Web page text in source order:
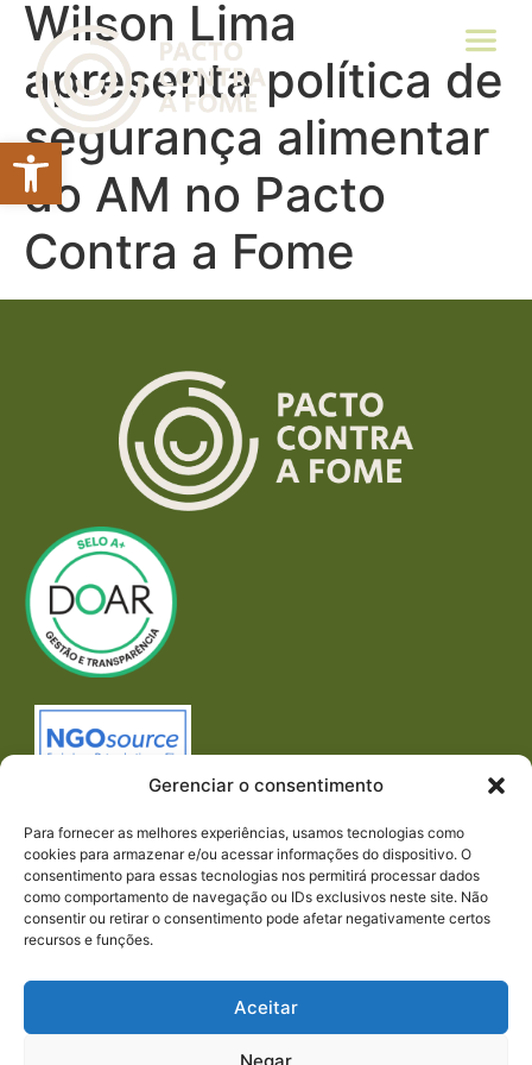
Abrir a barra de ferramentas
Gerenciar o consentimento
Para fornecer as melhores experiências, usamos tecnologias como
cookies para armazenar e/ou acessar informações do dispositivo. O
consentimento para essas tecnologias nos permitirá processar dados
como comportamento de navegação ou IDs exclusivos neste site. Não
consentir ou retirar o consentimento pode afetar negativamente certos
recursos e funções.
Aceitar
Negar
Wilson Lima
apresenta política de
segurança alimentar
do AM no Pacto
Contra a Fome
REDES SOCIAIS